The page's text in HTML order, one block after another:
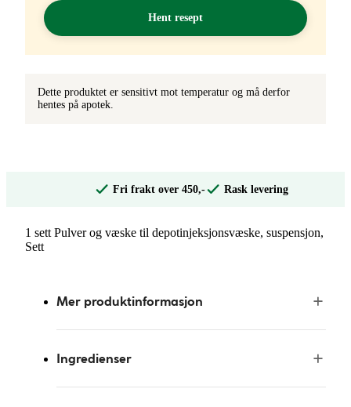
Hent resept
Dette produktet er sensitivt mot temperatur og må derfor
hentes på apotek.
Fri frakt over 450,- Rask levering
1 sett Pulver og væske til depotinjeksjonsvæske, suspensjon,
Sett
Mer produktinformasjon
Ingredienser